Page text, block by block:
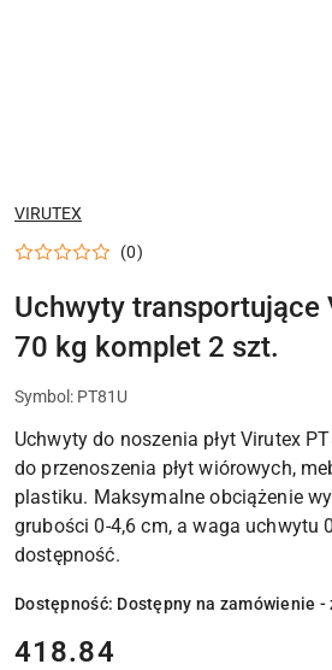
NAZWA
PRODUCENTA:
VIRUTEX
(0)
Uchwyty transportujące
70 kg komplet 2 szt.
Symbol: PT81U
Uchwyty do noszenia płyt Virutex
do przenoszenia płyt wiórowych,
plastiku. Maksymalne obciążenie
grubości 0-4,6 cm, a waga uchwytu
dostępność.
Dostępność: Dostępny na zamówienie -
cena:
418.84